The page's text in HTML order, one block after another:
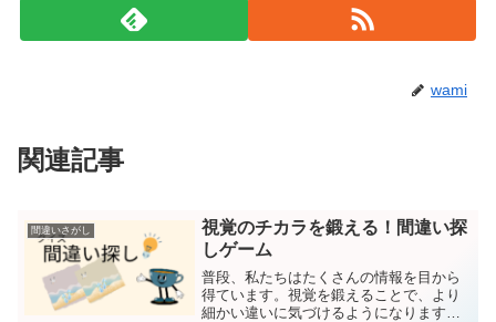
wami
関連記事
間違いさがし
視覚のチカラを鍛える！間違い探
しゲーム
普段、私たちはたくさんの情報を目から
得ています。視覚を鍛えることで、より
細かい違いに気づけるようになります。